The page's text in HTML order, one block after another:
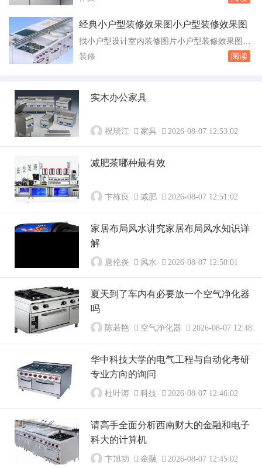
友情无价。可以看出，同学之间的友情是多么的
结果。友谊是一把雨伞下的两个身影，是一张课
桌上的两对明眸。友谊是。友谊最珍贵的作文怎
经典小户型装修效果图小户型装修效果图
找小户型设计室内装修图片小户型装修效果图片
案例及小户型房屋 该网站汇聚了多种风格的
助于了解最新的家居设计趋势。m.wenda.so.co
mhttps：//m.wenda.so.com/q/1382081124069
装修 阅读
实木办公家具
祝琰江 家具 2026-08-07 12:53:02
减肥茶哪种最有效
卞栋良 减肥 2026-08-07 12:51:02
家居布局风水讲究家居布局风水知识详
解
唐伦炎 风水 2026-08-07 12:50:01
夏天到了车内有必要放一个空气净化器
吗
陈若艳 空气净化器 2026-08-07 12:48:02
华中科技大学的电气工程与自动化考研
专业方向的询问
杜叶涛 科技 2026-08-07 12:46:02
请高手全面分析西南财大的金融和电子
科大的计算机
卞旭功 金融 2026-08-07 12:45:02